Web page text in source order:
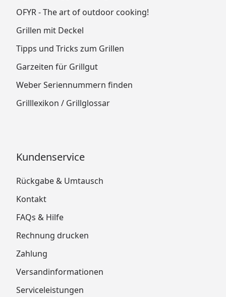
OFYR - The art of outdoor cooking!
Grillen mit Deckel
Tipps und Tricks zum Grillen
Garzeiten für Grillgut
Weber Seriennummern finden
Grilllexikon / Grillglossar
Kundenservice
Rückgabe & Umtausch
Kontakt
FAQs & Hilfe
Rechnung drucken
Zahlung
Versandinformationen
Serviceleistungen